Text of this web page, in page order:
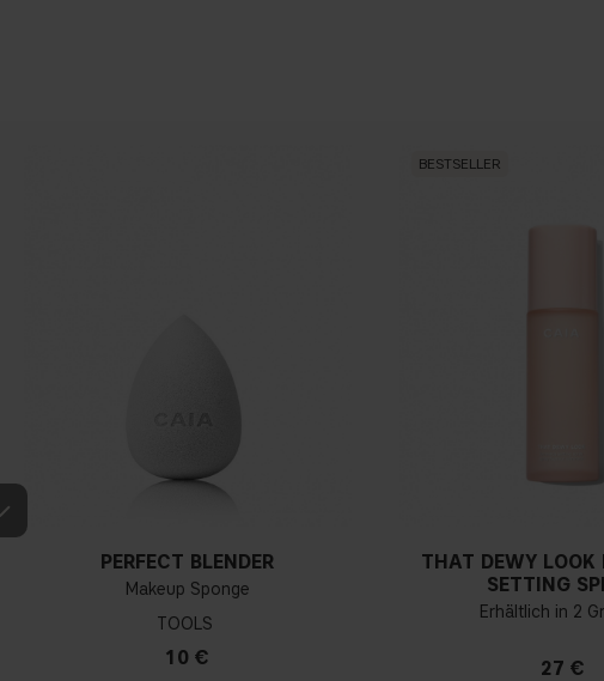
PERFECT BLENDER
Makeup Sponge
TOOLS
10 €
BESTSELLER
THAT DEWY LOOK
SETTING
Erhältlich in 2
27 €